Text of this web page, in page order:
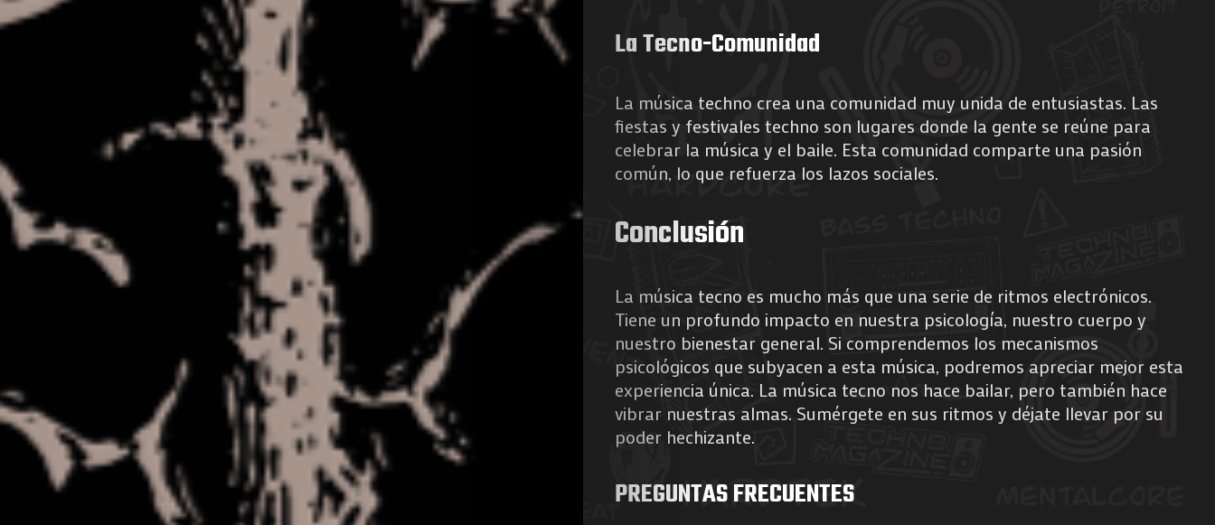
La Tecno-Comunidad
La música techno crea una comunidad muy unida de entusiastas. Las
fiestas y festivales techno son lugares donde la gente se reúne para
celebrar la música y el baile. Esta comunidad comparte una pasión
común, lo que refuerza los lazos sociales.
Conclusión
La música tecno es mucho más que una serie de ritmos electrónicos.
Tiene un profundo impacto en nuestra psicología, nuestro cuerpo y
nuestro bienestar general. Si comprendemos los mecanismos
psicológicos que subyacen a esta música, podremos apreciar mejor esta
experiencia única. La música tecno nos hace bailar, pero también hace
vibrar nuestras almas. Sumérgete en sus ritmos y déjate llevar por su
poder hechizante.
PREGUNTAS FRECUENTES